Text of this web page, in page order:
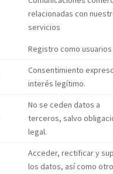
relacionadas con
servicios
Registro como usuarios
Consentimiento
interés legítimo.
No se ceden datos a
terceros, salvo
legal.
Acceder, rectificar y
los datos, así como